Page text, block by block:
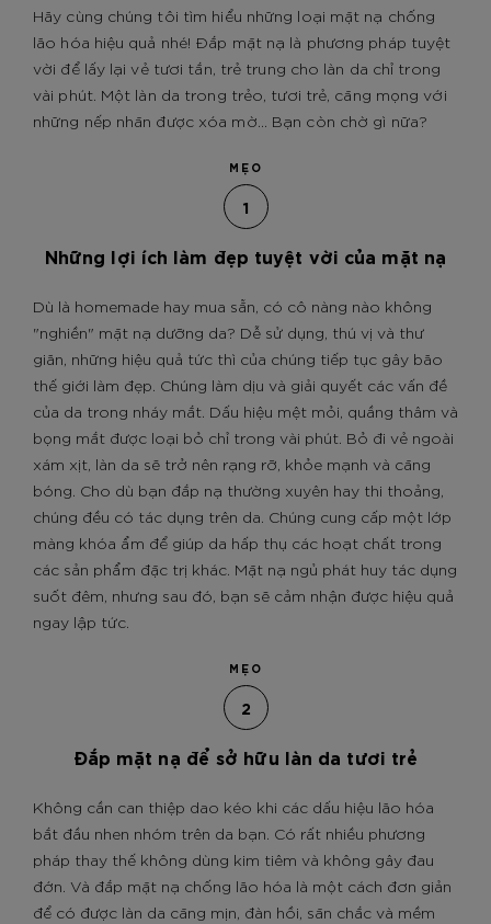
Hãy cùng chúng tôi tìm hiểu những loại mặt nạ chống
lão hóa hiệu quả nhé! Đắp mặt nạ là phương pháp tuyệt
vời để lấy lại vẻ tươi tắn, trẻ trung cho làn da chỉ trong
vài phút. Một làn da trong trẻo, tươi trẻ, căng mọng với
những nếp nhăn được xóa mờ... Bạn còn chờ gì nữa?
MẸO
1
Những lợi ích làm đẹp tuyệt vời của mặt nạ
Dù là homemade hay mua sẵn, có cô nàng nào không
"nghiền" mặt nạ dưỡng da? Dễ sử dụng, thú vị và thư
giãn, những hiệu quả tức thì của chúng tiếp tục gây bão
thế giới làm đẹp. Chúng làm dịu và giải quyết các vấn đề
của da trong nháy mắt. Dấu hiệu mệt mỏi, quầng thâm và
bọng mắt được loại bỏ chỉ trong vài phút. Bỏ đi vẻ ngoài
xám xịt, làn da sẽ trở nên rạng rỡ, khỏe mạnh và căng
bóng. Cho dù bạn đắp nạ thường xuyên hay thi thoảng,
chúng đều có tác dụng trên da. Chúng cung cấp một lớp
màng khóa ẩm để giúp da hấp thụ các hoạt chất trong
các sản phẩm đặc trị khác. Mặt nạ ngủ phát huy tác dụng
suốt đêm, nhưng sau đó, bạn sẽ cảm nhận được hiệu quả
ngay lập tức.
MẸO
2
Đắp mặt nạ để sở hữu làn da tươi trẻ
Không cần can thiệp dao kéo khi các dấu hiệu lão hóa
bắt đầu nhen nhóm trên da bạn. Có rất nhiều phương
pháp thay thế không dùng kim tiêm và không gây đau
đớn. Và đắp mặt nạ chống lão hóa là một cách đơn giản
để có được làn da căng mịn, đàn hồi, săn chắc và mềm